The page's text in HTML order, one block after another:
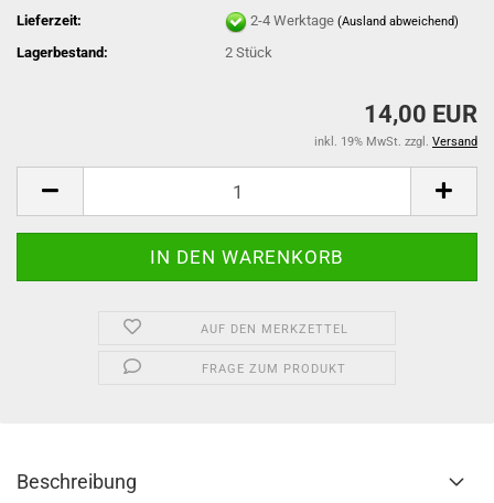
Lieferzeit:
2-4 Werktage(Ausland abweichend)
Lagerbestand: 2Stück
14,00 EUR
inkl. 19% MwSt. zzgl. Versand
AUF DEN MERKZETTEL
FRAGE ZUM PRODUKT
Beschreibung